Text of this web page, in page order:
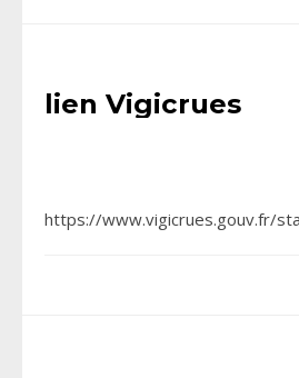
lien Vigicrues
https://www.vigicrues.gouv.fr/